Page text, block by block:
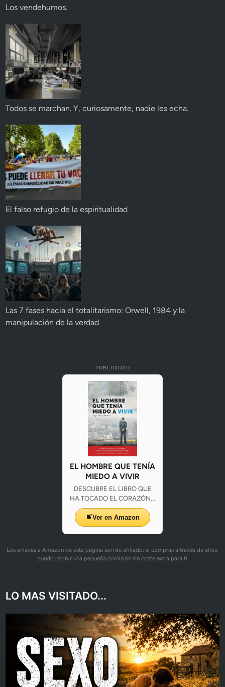
Los vendehumos.
Todos se marchan. Y, curiosamente, nadie les echa.
El falso refugio de la espiritualidad
Las 7 fases hacia el totalitarismo: Orwell, 1984 y la
manipulación de la verdad
PUBLICIDAD
EL HOMBRE QUE TENÍA
MIEDO A VIVIR
DESCUBRE EL LIBRO QUE
HA TOCADO EL CORAZÓN...
Ver en Amazon
Los enlaces a Amazon de esta página son de afiliado: si compras a través de ellos,
puedo recibir una pequeña comisión sin coste extra para ti.
LO MAS VISITADO...